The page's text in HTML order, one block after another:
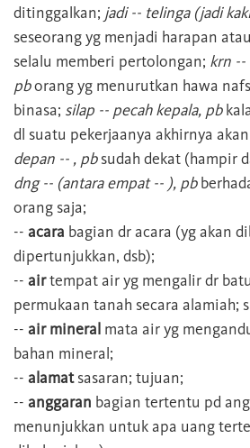
ditinggalkan; jadi -- telinga (jadi
seseorang yg menjadi harapan
selalu memberi pertolongan; krn --
pborang yg menurutkan hawa
binasa; silap -- pecah kepala, pb
dl suatu pekerjaanya akhirnya
depan -- , pbsudah dekat (hampir
dng -- (antara empat -- ), pb
orang saja;
-- acara bagian dr acara (yg akan
dipertunjukkan, dsb);
-- airtempat air yg mengalir dr
permukaan tanah secara alamiah;
-- air mineral mata air yg
bahan mineral;
-- alamatsasaran; tujuan;
-- anggaran bagian tertentu pd
menunjukkan untuk apa uang